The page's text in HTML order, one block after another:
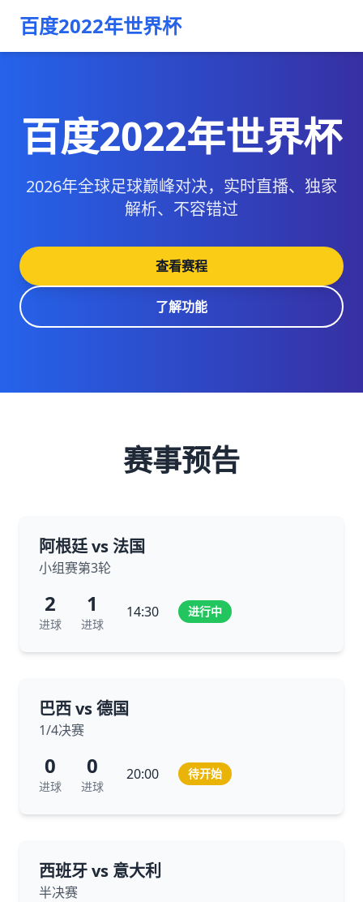
百度2022年世界杯
百度2022年世界杯
2026年全球足球巅峰对决，实时直播、独家
解析、不容错过
查看赛程
了解功能
赛事预告
阿根廷 vs 法国
小组赛第3轮
2
进球
1
进球
14:30 进行中
巴西 vs 德国
1/4决赛
0
进球
0
进球
20:00 待开始
西班牙 vs 意大利
半决赛